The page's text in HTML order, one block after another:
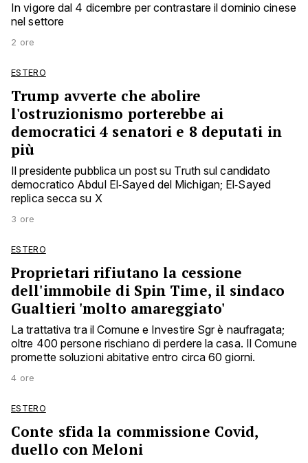
In vigore dal 4 dicembre per contrastare il dominio cinese
nel settore
2 ore
ESTERO
Trump avverte che abolire
l'ostruzionismo porterebbe ai
democratici 4 senatori e 8 deputati in
più
Il presidente pubblica un post su Truth sul candidato
democratico Abdul El‑Sayed del Michigan; El‑Sayed
replica secca su X
3 ore
ESTERO
Proprietari rifiutano la cessione
dell'immobile di Spin Time, il sindaco
Gualtieri 'molto amareggiato'
La trattativa tra il Comune e Investire Sgr è naufragata;
oltre 400 persone rischiano di perdere la casa. Il Comune
promette soluzioni abitative entro circa 60 giorni.
4 ore
ESTERO
Conte sfida la commissione Covid,
duello con Meloni